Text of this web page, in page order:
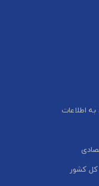
اطلاعات
کل کشور